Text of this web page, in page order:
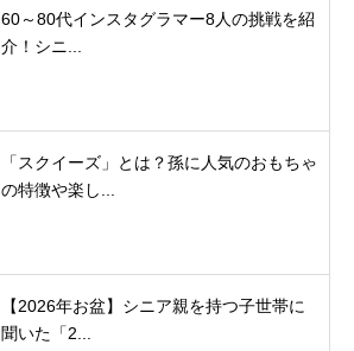
60～80代インスタグラマー8人の挑戦を紹
介！シニ...
「スクイーズ」とは？孫に人気のおもちゃ
の特徴や楽し...
【2026年お盆】シニア親を持つ子世帯に
聞いた「2...